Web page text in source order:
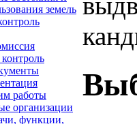
земель
работы
организации
функции,